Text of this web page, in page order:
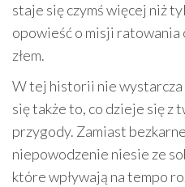
staje się czymś więcej niż
opowieść o misji
złem.
W tej historii nie wystarcza
się także to, co dzieje się z
przygody. Zamiast
niepowodzenie niesie ze
które wpływają na tempo